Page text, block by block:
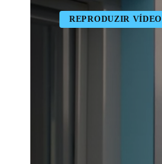
REPRODUZIR VÍDEO